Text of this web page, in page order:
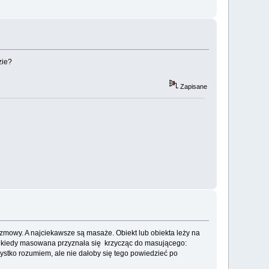
Zapisane
A najciekawsze są masaże. Obiekt lub obiekta leży na
masowana przyznała się krzycząc do masującego:
rozumiem, ale nie dałoby się tego powiedzieć po